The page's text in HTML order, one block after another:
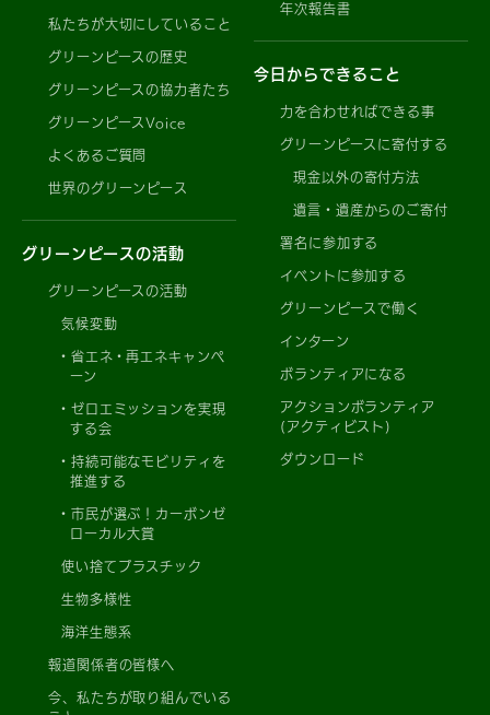
私たちが大切にしていること
グリーンピースの歴史
グリーンピースの協力者たち
グリーンピースVoice
よくあるご質問
世界のグリーンピース
グリーンピースの活動
グリーンピースの活動
気候変動
省エネ・再エネキャンペ
ーン
ゼロエミッションを実現
する会
持続可能なモビリティを
推進する
市民が選ぶ！カーボンゼ
ローカル大賞
使い捨てプラスチック
生物多様性
海洋生態系
報道関係者の皆様へ
今、私たちが取り組んでいる
年次報告書
今日からできること
力を合わせればできる事
グリーンピースに寄付する
現金以外の寄付方法
遺言・遺産からのご寄付
署名に参加する
イベントに参加する
グリーンピースで働く
インターン
ボランティアになる
アクションボランティア
(アクティビスト)
ダウンロード